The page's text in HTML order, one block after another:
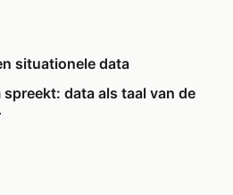
situationele data
spreekt: data als taal van de